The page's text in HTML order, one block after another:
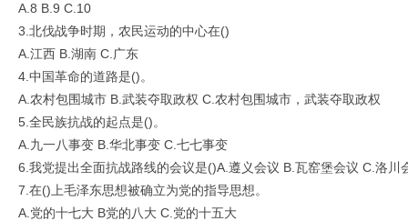
A.8 B.9 C.10
3.北伐战争时期，农民运动的中心在()
A.江西 B.湖南 C.广东
4.中国革命的道路是()。
A.农村包围城市 B.武装夺取政权 C.农村包围城市，武装夺取政权
5.全民族抗战的起点是()。
A.九一八事变 B.华北事变 C.七七事变
6.我党提出全面抗战路线的会议是()A.遵义会议 B.瓦窑堡会议 C.洛川
7.在()上毛泽东思想被确立为党的指导思想。
A.党的十七大 B党的八大 C.党的十五大